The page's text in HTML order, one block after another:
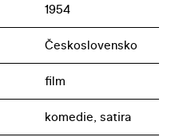
1954
Československo
film
komedie, satira